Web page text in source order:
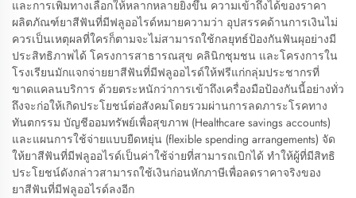
และการเพิ่มทางเลือกให้หลากหลายยิ่งขึ้น ความเข้าถึงได้ของราคา
ผลิตภัณฑ์ยาสีฟันที่มีฟลูออไรด์หมายความว่า อุปสรรคด้านการเงินไม่
ควรเป็นเหตุผลที่ใครก็ตามจะไม่สามารถใช้กลยุทธ์ป้องกันฟันผุอย่างมี
ประสิทธิภาพได้ โครงการสาธารณสุข คลินิกชุมชน และโครงการใน
โรงเรียนมักแจกจ่ายยาสีฟันที่มีฟลูออไรด์ให้ฟรีแก่กลุ่มประชากรที่
ขาดแคลนบริการ ด้วยตระหนักว่าการเข้าถึงเครื่องมือป้องกันนี้อย่างทั่ว
ถึงจะก่อให้เกิดประโยชน์ต่อสังคมโดยรวมผ่านการลดภาระโรคทาง
ทันตกรรม บัญชีออมทรัพย์เพื่อสุขภาพ (Healthcare savings accounts)
และแผนการใช้จ่ายแบบยืดหยุ่น (flexible spending arrangements) จัด
ให้ยาสีฟันที่มีฟลูออไรด์เป็นค่าใช้จ่ายที่สามารถเบิกได้ ทำให้ผู้ที่มีสิทธิ
ประโยชน์ดังกล่าวสามารถใช้เงินก่อนหักภาษีเพื่อลดราคาจริงของ
ยาสีฟันที่มีฟลูออไรด์ลงอีก